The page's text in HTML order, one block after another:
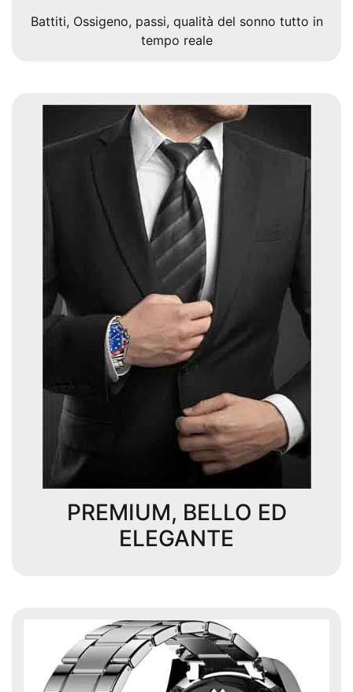
Battiti, Ossigeno, passi, qualità del sonno tutto in
tempo reale
PREMIUM, BELLO ED
ELEGANTE